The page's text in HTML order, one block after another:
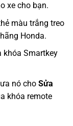
xe cho bạn.
màu trắng treo
Honda.
khóa Smartkey
nó cho Sửa
khóa remote